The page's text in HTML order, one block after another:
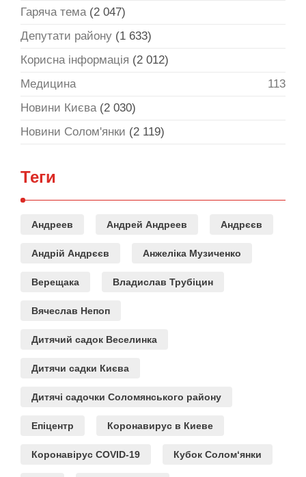
Гаряча тема(2 047)
Депутати району (1 633)
Корисна інформація (2 012)
Медицина
113
Новини Києва(2 030)
Новини Солом'янки (2 119)
Теги
Андреев Андрей Андреев Андрєєв
Андрій Андрєєв Анжеліка Музиченко
Верещака Владислав Трубіцин
Вячеслав Непоп
Дитячий садок Веселинка
Дитячи садки Києва
Дитячі садочки Соломянського району
Епіцентр Коронавирус в Киеве
Коронавірус COVID-19 Кубок Солом‘янки